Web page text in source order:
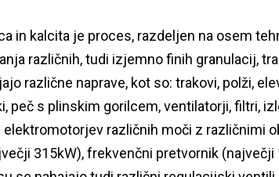
in kalcita je proces, razdeljen na osem
različnih, tudi izjemno finih granulacij,
različne naprave, kot so: trakovi, polži,
peč s plinskim gorilcem, ventilatorji, filtri,
elektromotorjev različnih moči z različnimi
315kW), frekvenčni pretvornik